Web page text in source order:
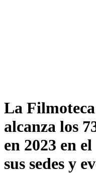
La
alcanza los
en 2023 en
sus sedes y